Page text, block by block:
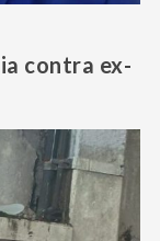
contra ex-